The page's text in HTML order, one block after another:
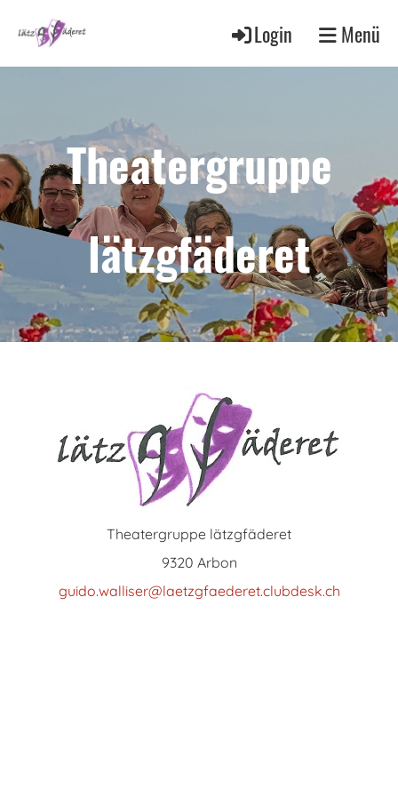
Login Menü
Theatergruppe
lätzgfäderet
Theatergruppe lätzgfäderet
9320 Arbon
guido.walliser@laetzgfaederet.clubdesk.ch